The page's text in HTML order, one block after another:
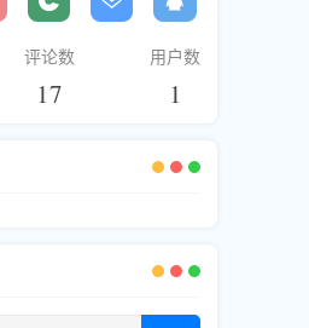
评论数
17
用户数
1